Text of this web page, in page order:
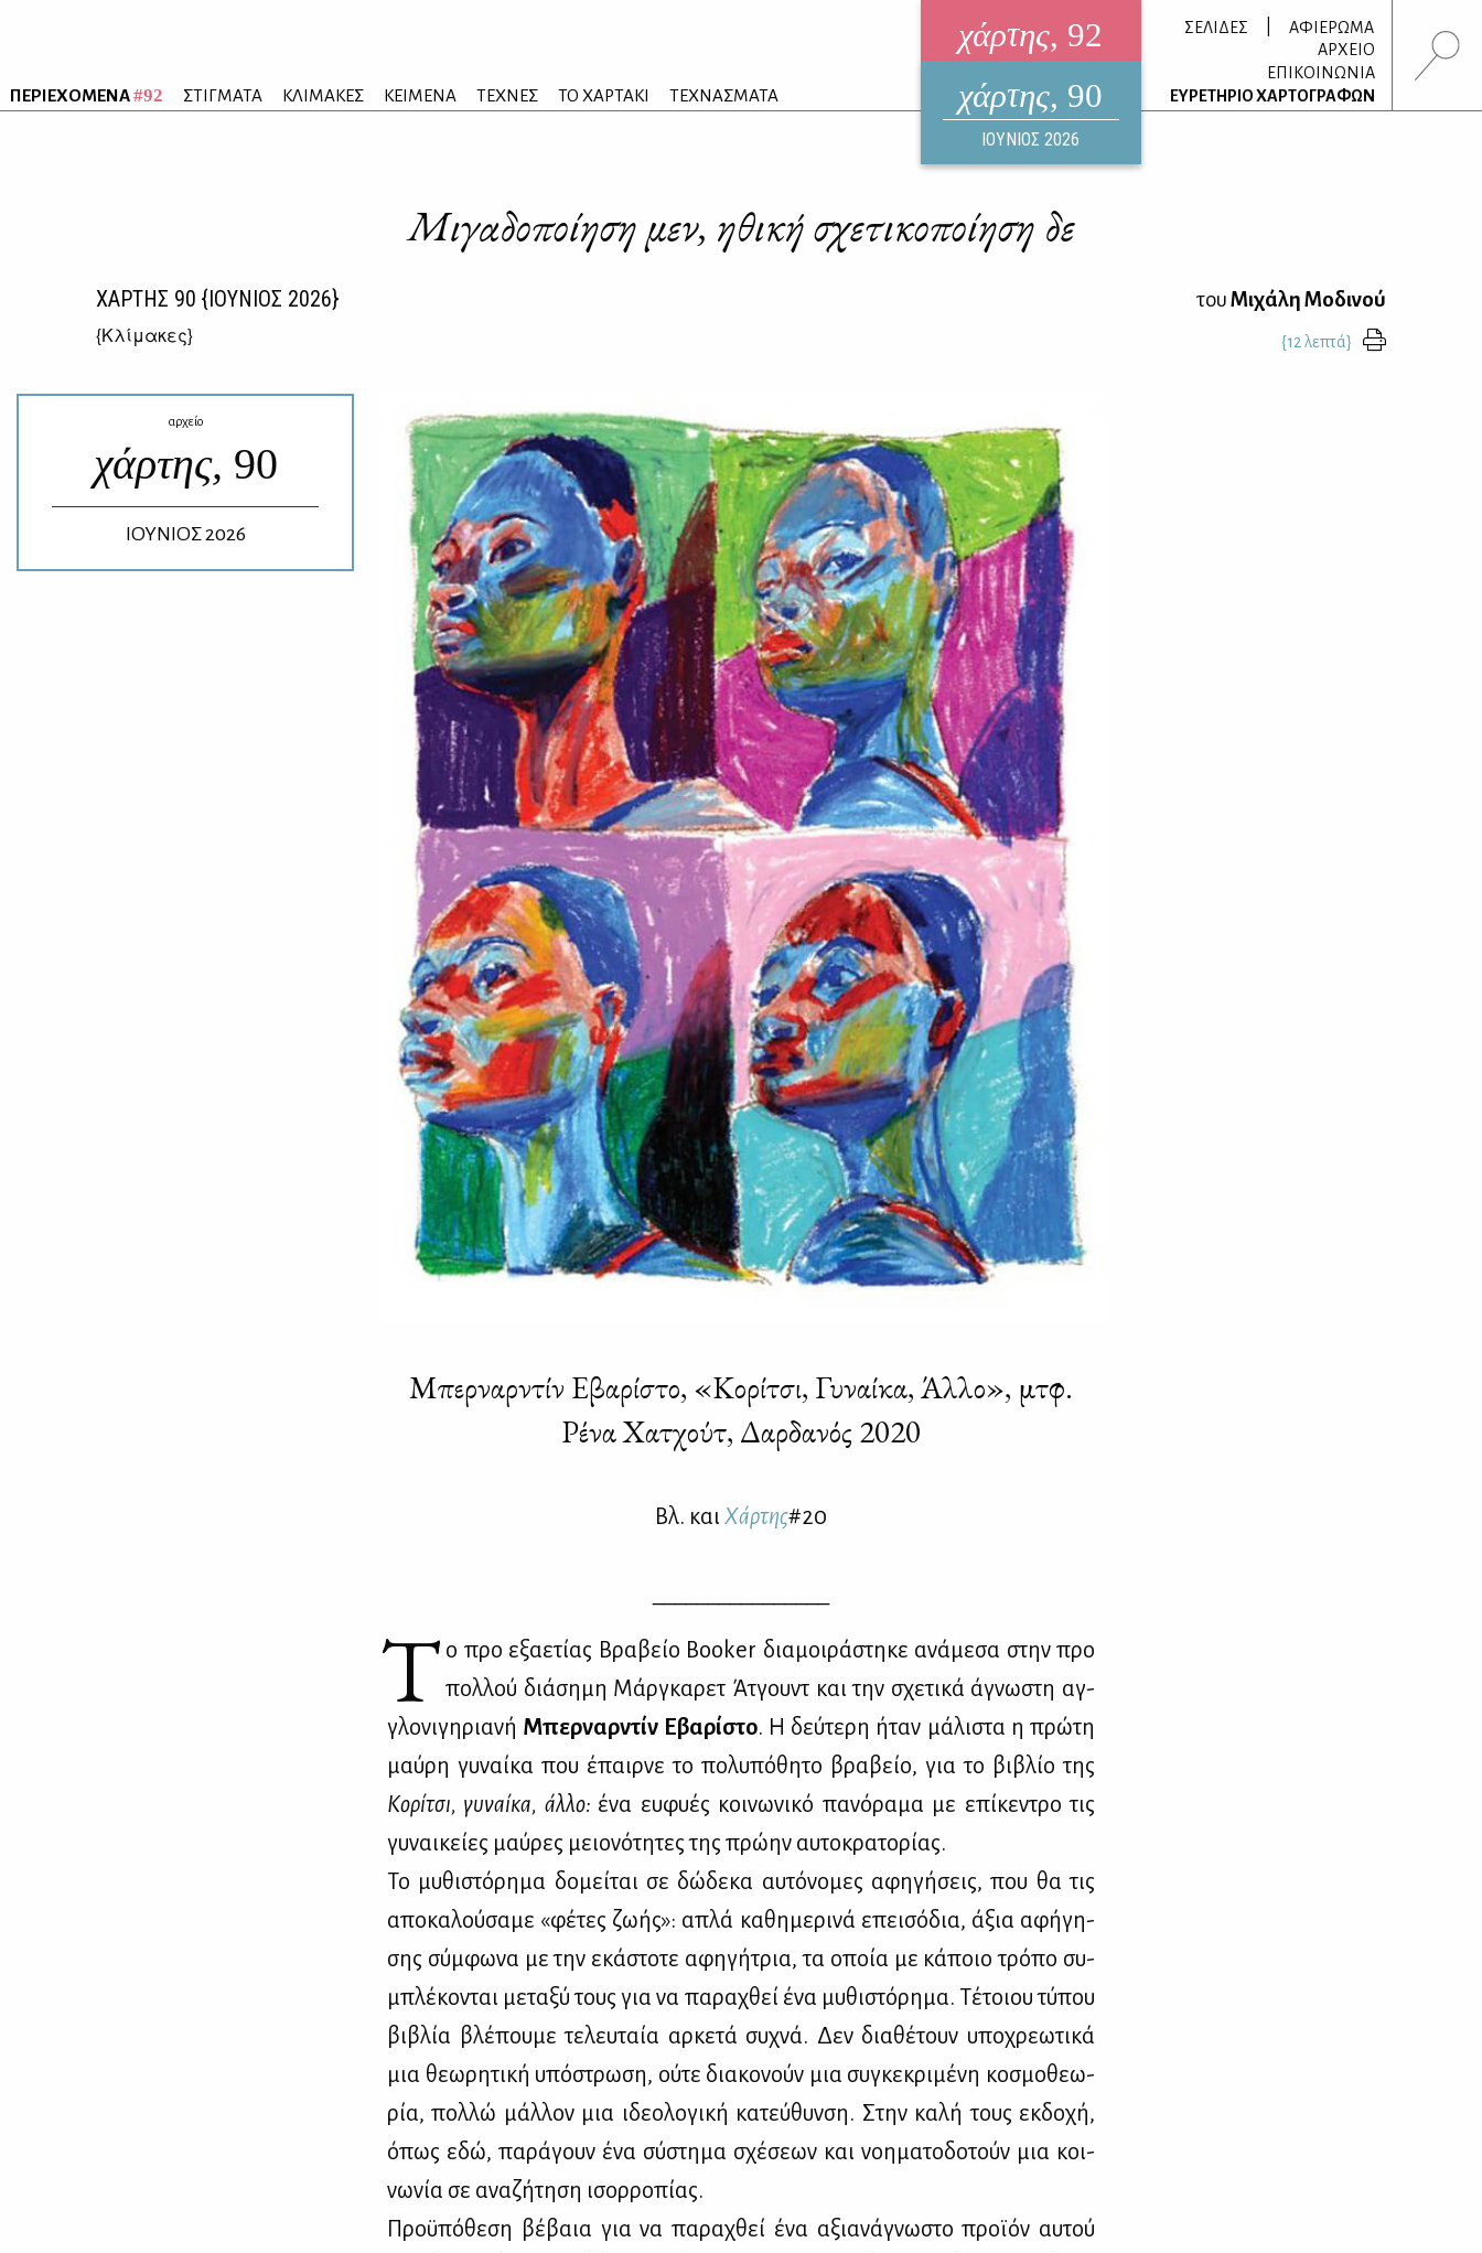
ΠΕΡΙΕΧΟΜΕΝΑ#92 ΣΤΙΓΜΑΤΑ ΚΛΙΜΑΚΕΣ ΚΕΙΜΕΝΑ ΤΕΧΝΕΣ ΤΟ ΧΑΡΤΑΚΙ ΤΕΧΝΑΣΜΑΤΑ
χάρτης, 92
ηλεκτρονικό περιοδικό
ΑΥΓΟΥΣΤΟΣ 2026
χάρτης, 90
ΙΟΥΝΙΟΣ 2026
ΣΕΛΙΔΕΣ
ΑΦΙΕΡΩΜΑ
ΑΡΧΕΙΟ
ΕΠΙΚΟΙΝΩΝΙΑ
ΕΥΡΕΤΗΡΙΟ ΧΑΡΤΟΓΡΑΦΩΝ
Μιγαδοποίηση μεν, ηθική σχετικοποίηση δε
ΧΑΡΤΗΣ 90 {ΙΟΥΝΙΟΣ 2026}
{Κλίμακες}
τουΜιχάλη Μοδινού
{12 λεπτά}
αρχείο
χάρτης, 90
ΙΟΥΝΙΟΣ 2026
Μπερναρντίν Εβαρίστο, «Κορίτσι, Γυναίκα, Άλλο», μτφ.
Ρένα Χατχούτ, Δαρδανός 2020
Βλ. και Χάρ­της#20
Τ ο προ εξα­ε­τί­ας Βρα­βείο Booker δια­μοι­ρά­στη­κε ανά­με­σα στην προ
πολ­λού διά­ση­μη Μάρ­γκα­ρετ Άτ­γουντ και την σχε­τι­κά άγνω­στη αγ­
γλο­νι­γη­ρια­νή Μπερ­ναρ­ντίν Εβα­ρί­στο. Η δεύ­τε­ρη ήταν μά­λι­στα η πρώ­τη
μαύ­ρη γυ­ναί­κα που έπαιρ­νε το πο­λυ­πό­θη­το βρα­βείο, για το βι­βλίο της
Κο­ρί­τσι, γυ­ναί­κα, άλ­λο: ένα ευ­φυ­ές κοι­νω­νι­κό πα­νό­ρα­μα με επί­κε­ντρο τις
γυ­ναι­κεί­ες μαύ­ρες μειο­νό­τη­τες της πρώ­ην αυ­το­κρα­το­ρί­ας.
Το μυ­θι­στό­ρη­μα δο­μεί­ται σε δώ­δε­κα αυ­τό­νο­μες αφη­γή­σεις, που θα τις
απο­κα­λού­σα­με «φέ­τες ζω­ής»: απλά κα­θη­με­ρι­νά επει­σό­δια, άξια αφή­γη­
σης σύμ­φω­να με την εκά­στο­τε αφη­γή­τρια, τα οποία με κά­ποιο τρό­πο συ­
μπλέ­κο­νται με­τα­ξύ τους για να πα­ρα­χθεί ένα μυ­θι­στό­ρη­μα. Τέ­τοιου τύ­που
βι­βλία βλέ­που­με τε­λευ­ταία αρ­κε­τά συ­χνά. Δεν δια­θέ­τουν υπο­χρε­ω­τι­κά
μια θε­ω­ρη­τι­κή υπό­στρω­ση, ού­τε δια­κο­νούν μια συ­γκε­κρι­μέ­νη κο­σμο­θε­ω­
ρία, πολ­λώ μάλ­λον μια ιδε­ο­λο­γι­κή κα­τεύ­θυν­ση. Στην κα­λή τους εκ­δο­χή,
όπως εδώ, πα­ρά­γουν ένα σύ­στη­μα σχέ­σε­ων και νοη­μα­το­δο­τούν μια κοι­
νω­νία σε ανα­ζή­τη­ση ισορ­ρο­πί­ας.
Προ­ϋ­πό­θε­ση βέ­βαια για να πα­ρα­χθεί ένα αξια­νά­γνω­στο προ­ϊ­όν αυ­τού